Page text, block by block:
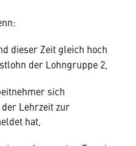
dieser Zeit gleich hoch
der Lohngruppe 2,
sich
Lehrzeit zur
hat,